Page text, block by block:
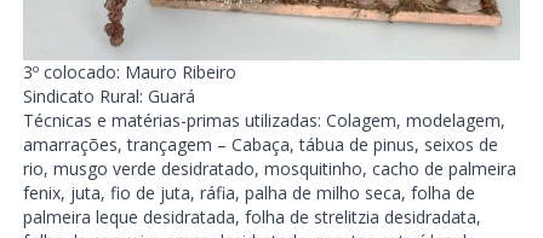
3º colocado: Mauro Ribeiro
Sindicato Rural: Guará
Técnicas e matérias-primas utilizadas: Colagem, modelagem,
amarrações, trançagem – Cabaça, tábua de pinus, seixos de
rio, musgo verde desidratado, mosquitinho, cacho de palmeira
fenix, juta, fio de juta, ráfia, palha de milho seca, folha de
palmeira leque desidratada, folha de strelitzia desidradata,